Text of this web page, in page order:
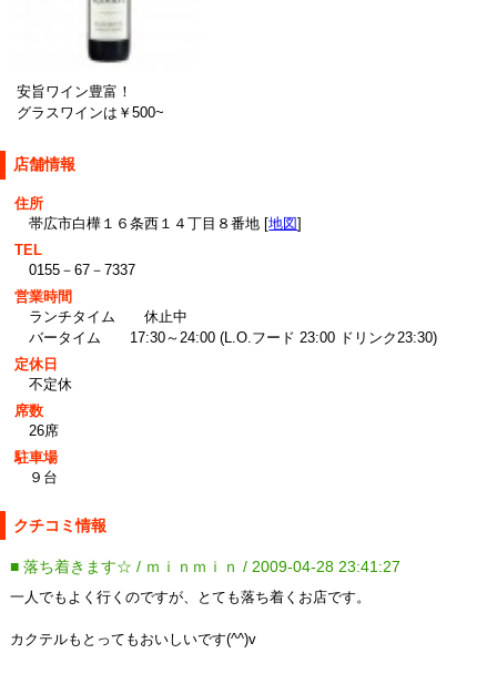
安旨ワイン豊富！
グラスワインは￥500~
店舗情報
住所
帯広市白樺１６条西１４丁目８番地 [地図]
TEL
0155－67－7337
営業時間
ランチタイム 休止中
バータイム 17:30～24:00 (L.O.フード 23:00 ドリンク23:30)
定休日
不定休
席数
26席
駐車場
９台
クチコミ情報
■ 落ち着きます☆ / ｍｉｎｍｉｎ / 2009-04-28 23:41:27
一人でもよく行くのですが、とても落ち着くお店です。
カクテルもとってもおいしいです(^^)v